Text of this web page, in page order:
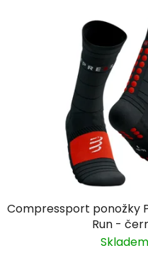
Compressport ponožky
Run -
Skladem